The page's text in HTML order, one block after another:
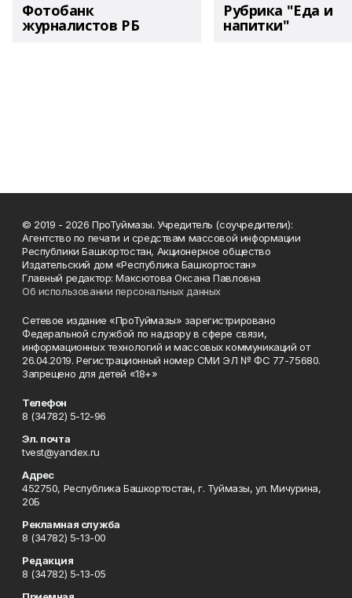
Фотобанк
журналистов РБ
Рубрика "Еда и
напитки"
© 2019 - 2026 ПроТуймазы. Учредитель (соучредители):
Агентство по печати и средствам массовой информации
Республики Башкортостан, Акционерное общество
Издательский дом «Республика Башкортостан»
Главный редактор: Максютова Оксана Павловна
Об использовании персональных данных
Сетевое издание «ПроТуймазы» зарегистрировано
Федеральной службой по надзору в сфере связи,
информационных технологий и массовых коммуникаций от
26.04.2019. Регистрационный номер СМИ ЭЛ № ФС 77-75680.
Запрещено для детей «18+»
Телефон
8 (34782) 5-12-96
Эл. почта
tvest@yandex.ru
Адрес
452750, Республика Башкортостан, г. Туймазы, ул. Мичурина,
20Б
Рекламная служба
8 (34782) 5-13-00
Редакция
8 (34782) 5-13-05